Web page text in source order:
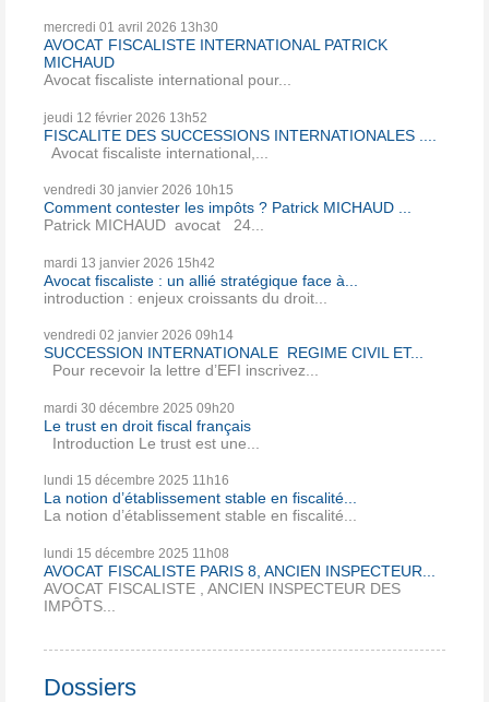
mercredi 01 avril 2026 13h30
AVOCAT FISCALISTE INTERNATIONAL PATRICK
MICHAUD
Avocat fiscaliste international pour...
jeudi 12 février 2026 13h52
FISCALITE DES SUCCESSIONS INTERNATIONALES ....
Avocat fiscaliste international,...
vendredi 30 janvier 2026 10h15
Comment contester les impôts ? Patrick MICHAUD ...
Patrick MICHAUD avocat 24...
mardi 13 janvier 2026 15h42
Avocat fiscaliste : un allié stratégique face à...
introduction : enjeux croissants du droit...
vendredi 02 janvier 2026 09h14
SUCCESSION INTERNATIONALE REGIME CIVIL ET...
Pour recevoir la lettre d’EFI inscrivez...
mardi 30 décembre 2025 09h20
Le trust en droit fiscal français
Introduction Le trust est une...
lundi 15 décembre 2025 11h16
La notion d’établissement stable en fiscalité...
La notion d’établissement stable en fiscalité...
lundi 15 décembre 2025 11h08
AVOCAT FISCALISTE PARIS 8, ANCIEN INSPECTEUR...
AVOCAT FISCALISTE , ANCIEN INSPECTEUR DES
IMPÔTS...
Dossiers